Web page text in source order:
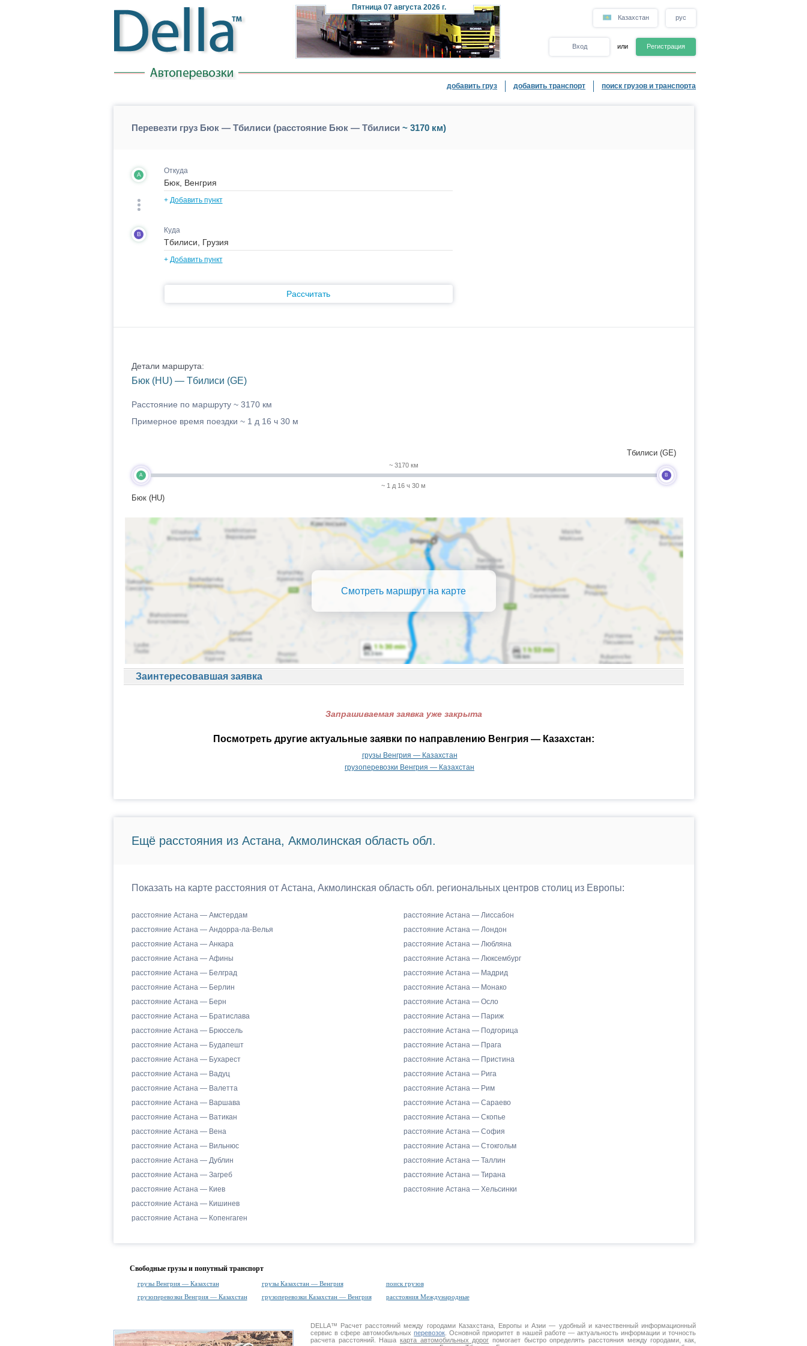
Пятница07 августа 2026 г.
Казахстан рус
Вход или Регистрация
добавить груз добавить транспорт поиск грузов и транспорта
Перевезти груз Бюк — Тбилиси (расстояние Бюк — Тбилиси~ 3170 км)
A Откуда
+ Добавить пункт
B Куда
+ Добавить пункт
Рассчитать
Детали маршрута:
Бюк (HU) — Тбилиси (GE)
Расстояние по маршруту ~ 3170 км
Примерное время поездки ~ 1 д 16 ч 30 м
A
Бюк (HU)
~ 3170 км
~ 1 д 16 ч 30 м
B
Тбилиси (GE)
Смотреть маршрут на карте
Заинтересовавшая заявка
Запрашиваемая заявка уже закрыта
Посмотреть другие актуальные заявки по направлению Венгрия — Казахстан:
грузы Венгрия — Казахстан
грузоперевозки Венгрия — Казахстан
Ещё расстояния из Астана, Акмолинская область обл.
Показать на карте расстояния от Астана, Акмолинская область обл. региональных центров столиц из Европы:
расстояние Астана — Амстердам
расстояние Астана — Андорра-ла-Велья
расстояние Астана — Анкара
расстояние Астана — Афины
расстояние Астана — Белград
расстояние Астана — Берлин
расстояние Астана — Берн
расстояние Астана — Братислава
расстояние Астана — Брюссель
расстояние Астана — Будапешт
расстояние Астана — Бухарест
расстояние Астана — Вадуц
расстояние Астана — Валетта
расстояние Астана — Варшава
расстояние Астана — Ватикан
расстояние Астана — Вена
расстояние Астана — Вильнюс
расстояние Астана — Дублин
расстояние Астана — Загреб
расстояние Астана — Киев
расстояние Астана — Кишинев
расстояние Астана — Копенгаген
расстояние Астана — Лиссабон
расстояние Астана — Лондон
расстояние Астана — Любляна
расстояние Астана — Люксембург
расстояние Астана — Мадрид
расстояние Астана — Монако
расстояние Астана — Осло
расстояние Астана — Париж
расстояние Астана — Подгорица
расстояние Астана — Прага
расстояние Астана — Пристина
расстояние Астана — Рига
расстояние Астана — Рим
расстояние Астана — Сараево
расстояние Астана — Скопье
расстояние Астана — София
расстояние Астана — Стокгольм
расстояние Астана — Таллин
расстояние Астана — Тирана
расстояние Астана — Хельсинки
Свободные грузы и попутный транспорт
грузы Венгрия — Казахстан грузы Казахстан — Венгрия
поиск грузов
грузоперевозки Венгрия — Казахстан
грузоперевозки Казахстан — Венгрия расстояния Международные
DELLA™ Расчет расстояний между городами Казахстана, Европы и Азии — удобный и качественный информационный
сервис в сфере автомобильныхперевозок . Основной приоритет в нашей работе — актуальность информации и точность
расчета расстояний. Наша карта автомобильных дорог помогает быстро определять расстояния между городами, как,